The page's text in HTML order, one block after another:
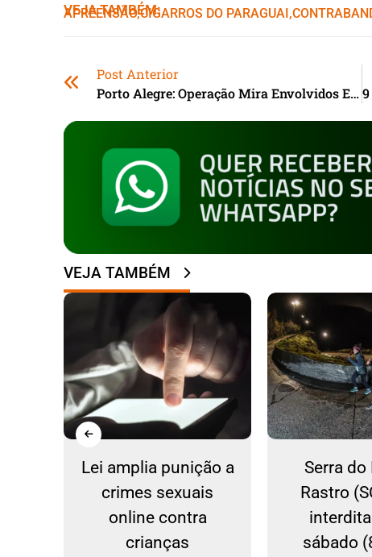
VEJA TAMBÉM:
APREENSÃO,ㅤCIGARROS DO PARAGUAI,ㅤ
Post Anterior
Porto Alegre: Operação Mira Envolvidos Em Execução Em Pátio De Delegacia
VEJA TAMBÉM
Lei amplia punição a
crimes sexuais
online contra
crianças
Serra do
Rastro
sábado